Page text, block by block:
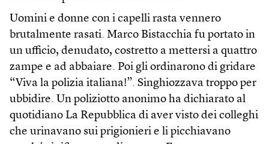
Uomini e donne con i capelli rasta vennero
brutalmente rasati. Marco Bistacchia fu portato in
un ufficio, denudato, costretto a mettersi a quattro
zampe e ad abbaiare. Poi gli ordinarono di gridare
“Viva la polizia italiana!”. Singhiozzava troppo per
ubbidire. Un poliziotto anonimo ha dichiarato al
quotidiano La Repubblica di aver visto dei colleghi
che urinavano sui prigionieri e li picchiavano